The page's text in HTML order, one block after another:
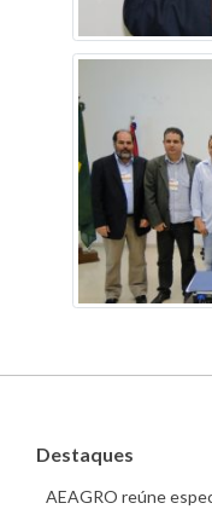
Destaques
AEAGRO reúne